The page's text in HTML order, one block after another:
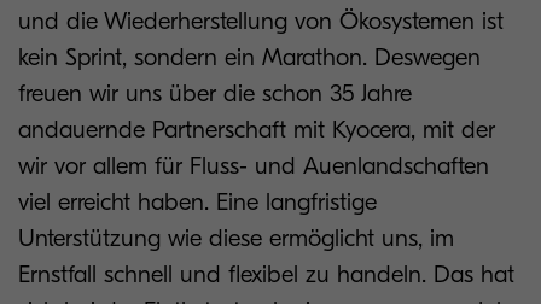
und die Wiederherstellung von Ökosystemen ist
kein Sprint, sondern ein Marathon. Deswegen
freuen wir uns über die schon 35 Jahre
andauernde Partnerschaft mit Kyocera, mit der
wir vor allem für Fluss- und Auenlandschaften
viel erreicht haben. Eine langfristige
Unterstützung wie diese ermöglicht uns, im
Ernstfall schnell und flexibel zu handeln. Das hat